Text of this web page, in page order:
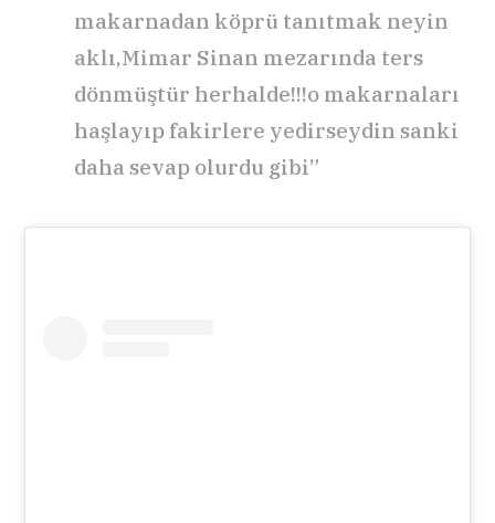
makarnadan köprü tanıtmak neyin
aklı,Mimar Sinan mezarında ters
dönmüştür herhalde!!!o makarnaları
haşlayıp fakirlere yedirseydin sanki
daha sevap olurdu gibi”